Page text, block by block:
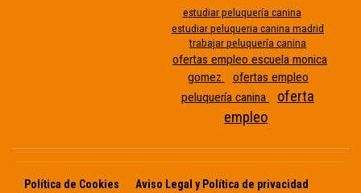
estudiar peluquería canina
sin
nombre
estudiar peluqueria canina madrid
trabajar peluquería canina
ofertas empleo escuela monica
gomez
ofertas empleo
peluquería canina
oferta
empleo
Política de Cookies Aviso Legal y Política de privacidad